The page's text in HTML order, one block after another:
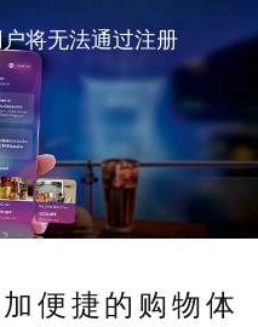
将无法通过注册
便捷的购物体